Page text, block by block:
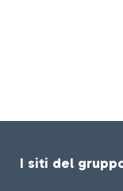
I siti del